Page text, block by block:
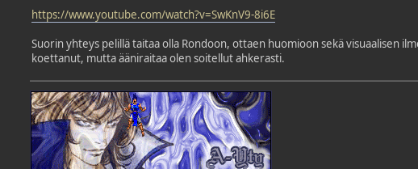
https://www.youtube.com/watch?v=SwKnV9-8i6E
Suorin yhteys pelillä taitaa olla Rondoon, ottaen huomioon sekä visuaalisen
koettanut, mutta ääniraitaa olen soitellut ahkerasti.